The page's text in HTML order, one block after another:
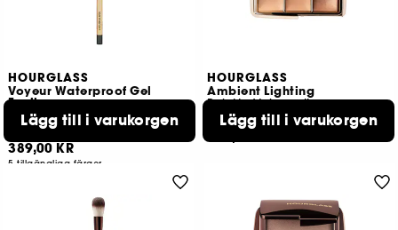
HOURGLASS
Voyeur Waterproof Gel
Eyeliner
Eyeliner Waterproof
389,00 KR
5 tillgängliga färger
Lägg till i varukorgen
HOURGLASS
Ambient Lighting
Palette Volume II
1561
939,00 KR
Lägg till i varukorgen